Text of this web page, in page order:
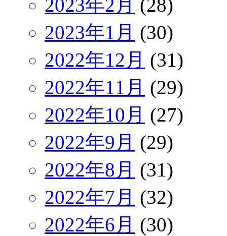
2023年2月 (28)
2023年1月 (30)
2022年12月 (31)
2022年11月 (29)
2022年10月 (27)
2022年9月 (29)
2022年8月 (31)
2022年7月 (32)
2022年6月 (30)